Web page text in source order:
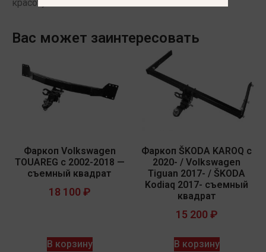
красоту линий автомобиля.
Вас может заинтересовать
Фаркоп Volkswagen
TOUAREG с 2002-2018 —
съемный квадрат
18 100 ₽
В корзину
Фаркоп ŠKODA KAROQ с
2020- / Volkswagen
Tiguan 2017- / ŠKODA
Kodiaq 2017- съемный
квадрат
15 200 ₽
В корзину